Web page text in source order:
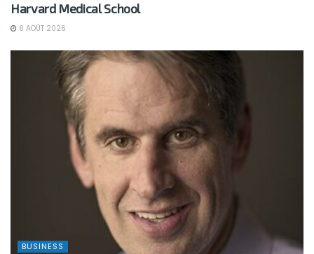
Harvard Medical School
6 AOÛT 2026
BUSINESS